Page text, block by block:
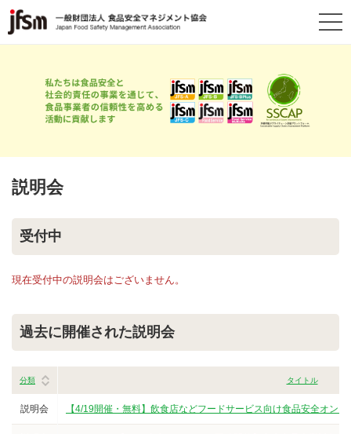
説明会
受付中
現在受付中の説明会はございません。
過去に開催された説明会
分類 タイトル
説明会 【4/19開催・無料】飲食店などフードサービス向け食品安全オン